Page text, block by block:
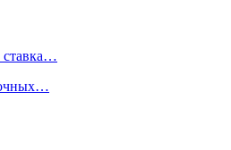
ставка…